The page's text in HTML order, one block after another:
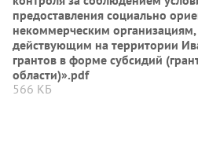
предоставления социально
некоммерческим
действующим на территории
грантов в форме субсидий
области)».pdf
566 КБ